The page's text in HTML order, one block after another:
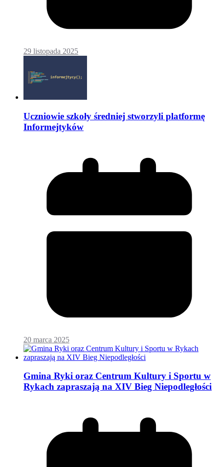
29 listopada 2025
Uczniowie szkoły średniej stworzyli platformę
Informejtyków
20 marca 2025
Gmina Ryki oraz Centrum Kultury i Sportu w
Rykach zapraszają na XIV Bieg Niepodległości